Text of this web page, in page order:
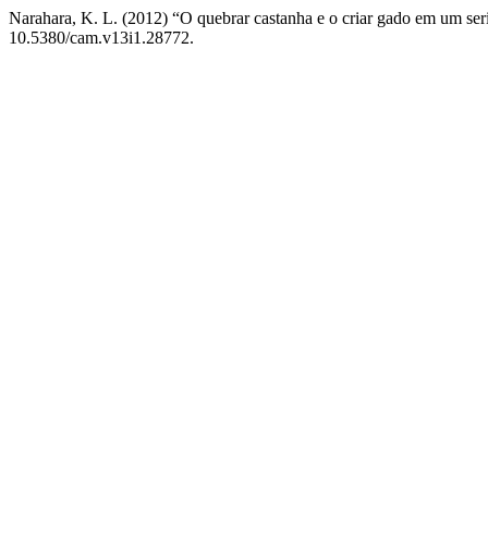
Narahara, K. L. (2012) “O quebrar castanha e o criar gado em um
10.5380/cam.v13i1.28772.